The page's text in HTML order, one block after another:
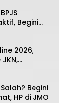
Begini
2026,
Begini
HP di JMO